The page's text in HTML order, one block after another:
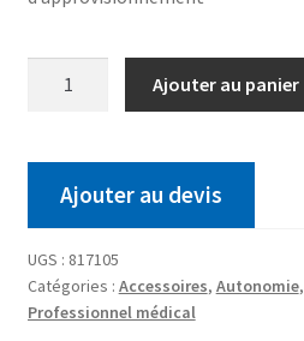
Ajouter au panier
Ajouter au devis
UGS : 817105
Catégories : Accessoires, Autonomie,
Professionnel médical